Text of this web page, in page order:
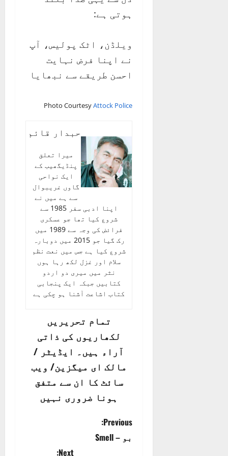
ہوتی ہے:
ویلڈن، اٹک پولیس، آپ
نے اپنا فرض نہایت
احسن طریقے سے نبھایا
Photo CourtesyAttock Police
حبدار قائم
میرا تعلق
پنڈیگھیب کے
ایک نواحی
گاوں غریبوال
سے ہے میں نے
اپنا ادبی سفر 1985 سے
شروع کیا تھا جو عسکری
فرائض کی وجہ سے 1989 میں
رک گیا جو 2015 میں دوبارہ
شروع کیا ہے جس میں نعت نظم
سلام اور غزل لکھ رہا ہوں
نثر میں میری دو اردو
کتابیں جبکہ ایک پنجابی
کتاب اشاعت آشنا ہو چکی ہے
تمام تحریریں
لکھاریوں کی ذاتی
آراء ہیں۔ ایڈیٹر /
مالک ای میگزین/ ویب
سائٹ کا ان سے متفق
ہونا ضروری نہیں
P
o
Previous:
بو – Smell
Next: